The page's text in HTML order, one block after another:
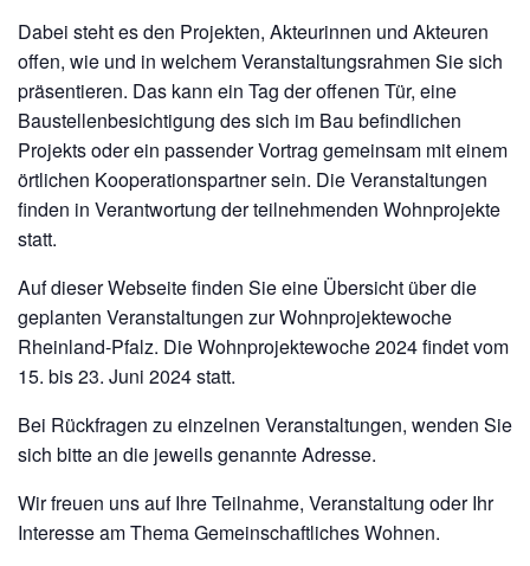
Dabei steht es den Projekten, Akteurinnen und Akteuren
offen, wie und in welchem Veranstaltungsrahmen Sie sich
präsentieren. Das kann ein Tag der offenen Tür, eine
Baustellenbesichtigung des sich im Bau befindlichen
Projekts oder ein passender Vortrag gemeinsam mit einem
örtlichen Kooperationspartner sein. Die Veranstaltungen
finden in Verantwortung der teilnehmenden Wohnprojekte
statt.
Auf dieser Webseite finden Sie eine Übersicht über die
geplanten Veranstaltungen zur Wohnprojektewoche
Rheinland-Pfalz. Die Wohnprojektewoche 2024 findet vom
15. bis 23. Juni 2024 statt.
Bei Rückfragen zu einzelnen Veranstaltungen, wenden Sie
sich bitte an die jeweils genannte Adresse.
Wir freuen uns auf Ihre Teilnahme, Veranstaltung oder Ihr
Interesse am Thema Gemeinschaftliches Wohnen.